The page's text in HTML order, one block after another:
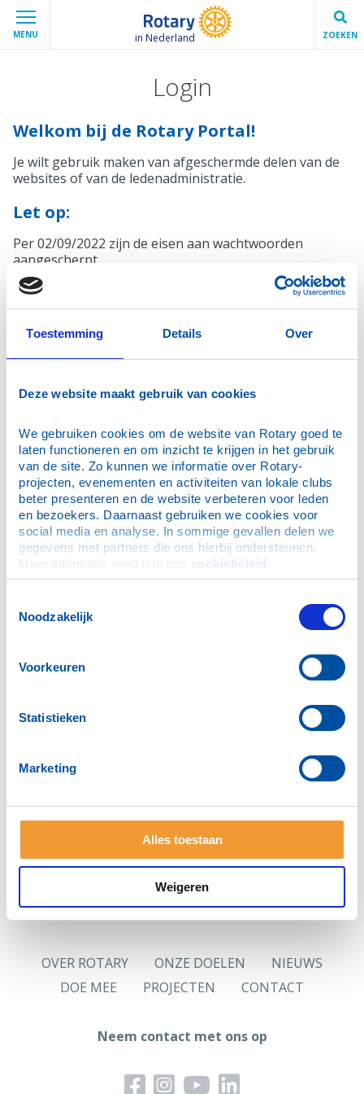
Toestemming Details Over
Deze website maakt gebruik van cookies
We gebruiken cookies om de website van Rotary goed te
laten functioneren en om inzicht te krijgen in het gebruik
van de site. Zo kunnen we informatie over Rotary-
projecten, evenementen en activiteiten van lokale clubs
beter presenteren en de website verbeteren voor leden
en bezoekers. Daarnaast gebruiken we cookies voor
social media en analyse. In sommige gevallen delen we
gegevens met partners die ons hierbij ondersteunen.
Meer informatie vindt u in ons cookiebeleid
Noodzakelijk
Voorkeuren
Statistieken
Marketing
Alles toestaan
Weigeren
MENU in Nederland ZOEKEN
Login
Welkom bij de Rotary Portal!
Je wilt gebruik maken van afgeschermde delen van de
websites of van de ledenadministratie.
Let op:
Per 02/09/2022 zijn de eisen aan wachtwoorden
aangescherpt.
Mocht je wachtwoord niet voldoen, krijg je bij het
inloggen automatisch een melding en de mogelijkheid
een nieuw wachtwoord in te stellen.
Inloggen
Wachtwoord*
Dit is mijn privécomputer, onthoud mijn login (je blijft
maximaal 30 dagen ingelogd)
N.B. De inloggegevens zijn ook geldig voor de Rotary
Hulp bij inloggen
Vraag dan eerst
Hoofdlettergevoelig
Let op: Je wachtwoord is hoofdlettergevoelig.
Jouw in de ledenadministratie opgenomen persoonlijk
e-mailadres is jouw gebruikersnaam.
OVER ROTARY ONZE DOELEN
NIEUWS
DOE MEE
PROJECTEN CONTACT
Neem contact met ons op